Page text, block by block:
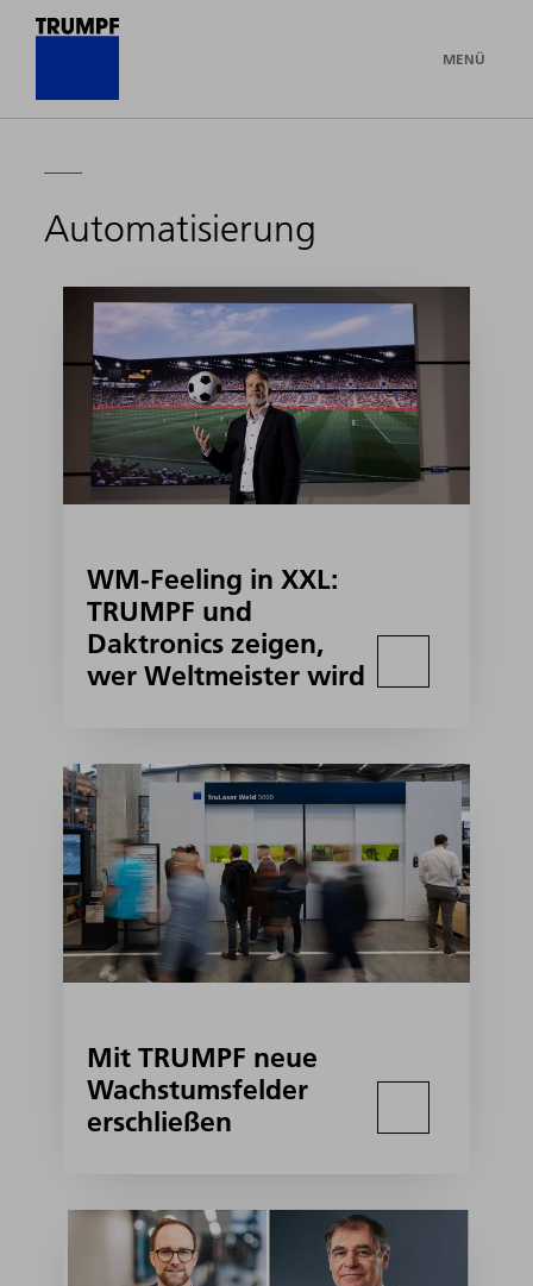
MENÜ
Automatisierung
WM-Feeling in XXL:
TRUMPF und
Daktronics zeigen,
wer Weltmeister wird
Mit TRUMPF neue
Wachstumsfelder
erschließen